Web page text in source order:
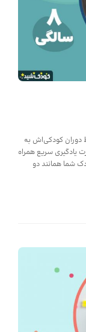
دوران کودکی‌اش به
یادگیری سریع همراه
شما همانند دو